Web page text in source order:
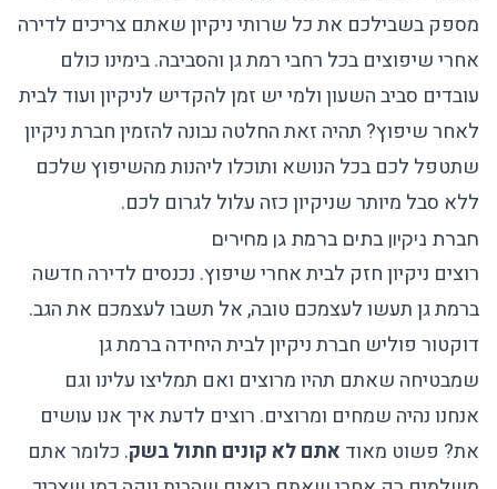
מספק בשבילכם את כל שרותי ניקיון שאתם צריכים לדירה
אחרי שיפוצים בכל רחבי רמת גן והסביבה. בימינו כולם
עובדים סביב השעון ולמי יש זמן להקדיש לניקיון ועוד לבית
לאחר שיפוץ? תהיה זאת החלטה נבונה להזמיןחברת ניקיון
שתטפל לכם בכל הנושא ותוכלו ליהנות מהשיפוץ שלכם
ללא סבל מיותר שניקיון כזה עלול לגרום לכם.
חברת ניקיון בתים ברמת גן מחירים
רוצים ניקיון חזק לבית אחרי שיפוץ. נכנסים לדירה חדשה
ברמת גן תעשו לעצמכם טובה, אל תשבו לעצמכם את הגב.
דוקטור פוליש חברת ניקיון לביתהיחידה ברמת גן
שמבטיחה שאתם תהיו מרוצים ואם תמליצו עלינו וגם
אנחנו נהיה שמחים ומרוצים. רוצים לדעת איך אנו עושים
את? פשוט מאוד אתם לא קונים חתול בשק. כלומר אתם